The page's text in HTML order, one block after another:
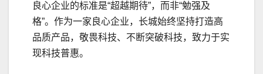
良心企业的标准是“超越期待”，而非“勉强及
格”。作为一家良心企业，长城始终坚持打造高
品质产品，敬畏科技、不断突破科技，致力于实
现科技普惠。